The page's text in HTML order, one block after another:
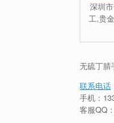
深圳
工,贵
无硫丁腈
联系电话
手机：
客服QQ